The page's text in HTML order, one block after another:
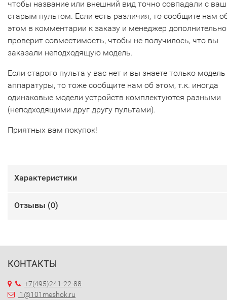
чтобы название или внешний вид точно совпадали с
старым пультом. Если есть различия, то сообщите нам
этом в комментарии к заказу и менеджер дополнительно
проверит совместимость, чтобы не получилось, что вы
заказали неподходящую модель.
Если старого пульта у вас нет и вы знаете только модель
аппаратуры, то тоже сообщите нам об этом, т.к. иногда
одинаковые модели устройств комплектуются разными
(неподходящими друг другу пультами).
Приятных вам покупок!
Характеристики
Отзывы (0)
КОНТАКТЫ
+7(495)241-22-88
1@101meshok.ru